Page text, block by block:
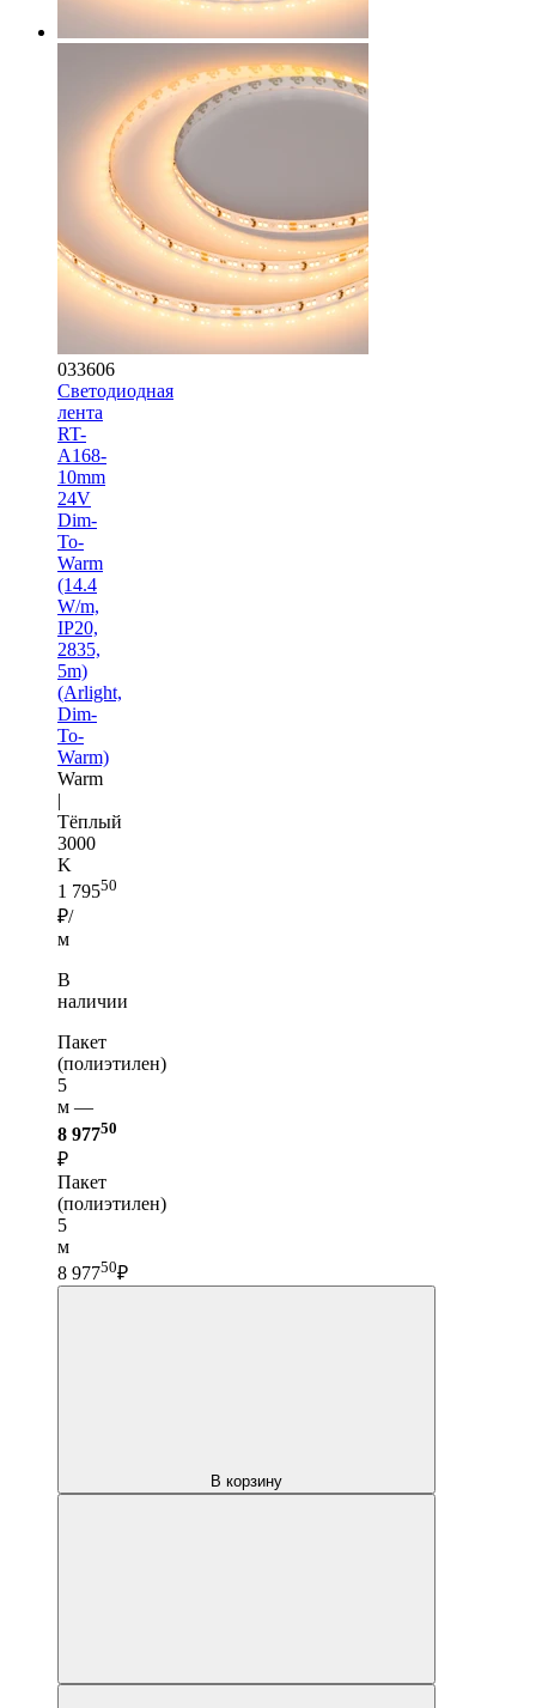
033606
Светодиодная
лента
RT-
A168-
10mm
24V
Dim-
To-
Warm
(14.4
W/m,
IP20,
2835,
5m)
(Arlight,
Dim-
To-
Warm)
Warm
|
Тёплый
3000
K
1 79550
₽/
м
В
наличии
Пакет
(полиэтилен)
5
м —
8 97750
₽
Пакет
(полиэтилен)
5
м
8 97750₽
В корзину